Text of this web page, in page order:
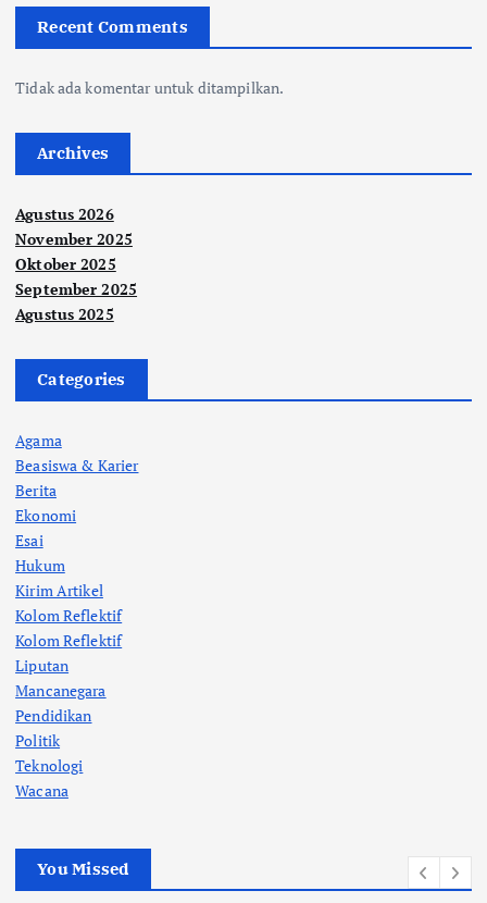
Recent Comments
Tidak ada komentar untuk ditampilkan.
Archives
Agustus 2026
November 2025
Oktober 2025
September 2025
Agustus 2025
Categories
Agama
Beasiswa & Karier
Berita
Ekonomi
Esai
Hukum
Kirim Artikel
Kolom Reflektif
Kolom Reflektif
Liputan
Mancanegara
Pendidikan
Politik
Teknologi
Wacana
You Missed